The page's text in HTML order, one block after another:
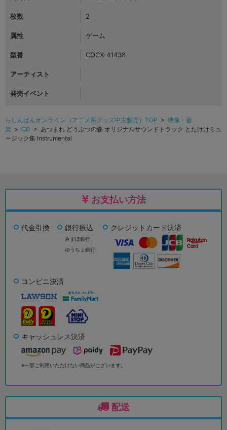
枚数 2
属性 ゲーム
型番 COCX-41438
アーティスト
発売イベント
らしんばんオンライン（アニメ系グッズ中古販売）TOP > 映像・音
楽 > CD > あつまれ どうぶつの森 オリジナルサウンドトラック とたけけミュ
ージック集 Instrumental
お支払い方法
代金引換 銀行振込
みずほ銀行、
ゆうちょ銀行
クレジットカード決済
コンビニ決済
キャッシュレス決済
※一部ご利用いただけない商品がございます。
配送